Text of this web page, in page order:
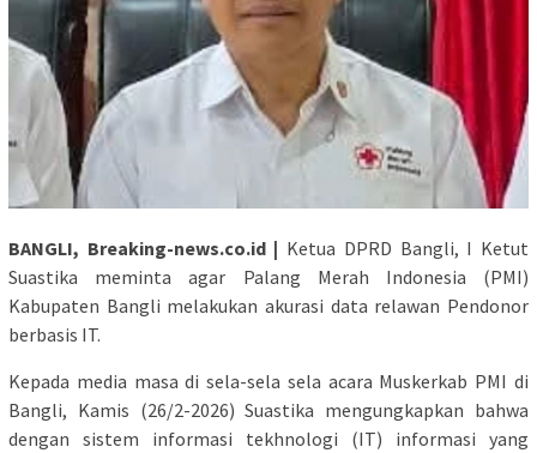
BANGLI, Breaking-news.co.id | Ketua DPRD Bangli, I Ketut
Suastika meminta agar Palang Merah Indonesia (PMI)
Kabupaten Bangli melakukan akurasi data relawan Pendonor
berbasis IT.
Kepada media masa di sela-sela sela acara Muskerkab PMI di
Bangli, Kamis (26/2-2026) Suastika mengungkapkan bahwa
dengan sistem informasi tekhnologi (IT) informasi yang